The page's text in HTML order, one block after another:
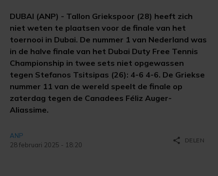
DUBAI (ANP) - Tallon Griekspoor (28) heeft zich
niet weten te plaatsen voor de finale van het
toernooi in Dubai. De nummer 1 van Nederland was
in de halve finale van het Dubai Duty Free Tennis
Champion­ship in twee sets niet opgewassen
tegen Stefanos Tsitsipas (26): 4-6 4-6. De Griekse
nummer 11 van de wereld speelt de finale op
zaterdag tegen de Canadees Féliz Auger-
Aliassime.
ANP
28 februari 2025 - 18:20
share DELEN